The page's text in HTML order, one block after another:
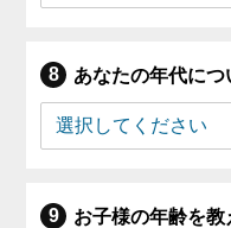
あなたの年代に
お子様の年齢を